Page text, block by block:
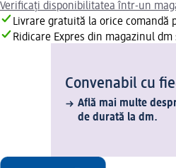
Verificați disponibilitatea într-un
Livrare gratuită la orice comandă
Ridicare Expres din magazinul
Convenabil cu
Află mai multe
de durată la dm.